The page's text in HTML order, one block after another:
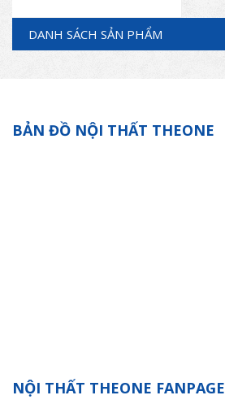
DANH SÁCH SẢN PHẨM
BẢN ĐỒ NỘI THẤT THEONE
NỘI THẤT THEONE FANPAGE